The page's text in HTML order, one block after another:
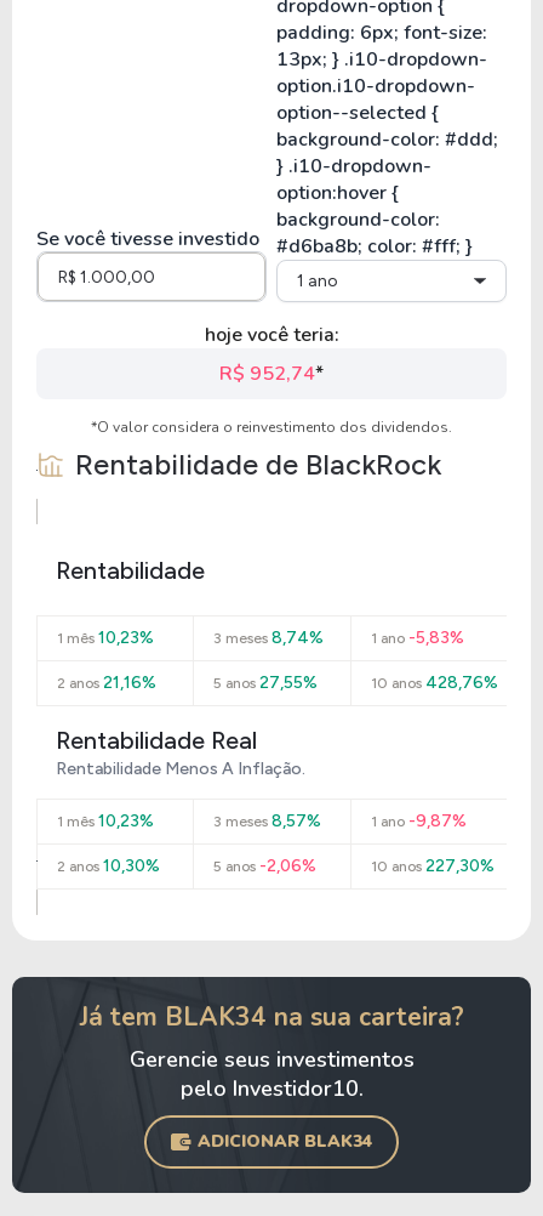
Se você tivesse investido
1 ano
hoje você teria:
R$ 952,74*
*O valor considera o reinvestimento dos dividendos.
Rentabilidade de BlackRock
Rentabilidade
1 mês 10,23% 3 meses 8,74% 1 ano-5,83%
2 anos 21,16% 5 anos 27,55% 10 anos428,76%
Rentabilidade Real
Rentabilidade Menos A Inflação.
1 mês 10,23% 3 meses 8,57% 1 ano-9,87%
2 anos 10,30% 5 anos -2,06% 10 anos227,30%
Já tem BLAK34 na sua carteira?
Gerencie seus investimentos
pelo Investidor10.
ADICIONAR BLAK34